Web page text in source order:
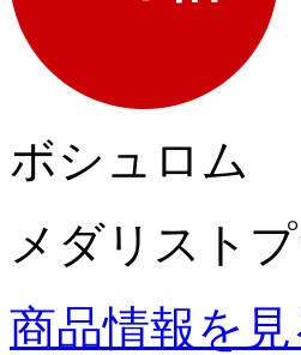
ボシュロム
メダリスト
商品情報を見